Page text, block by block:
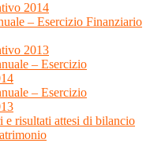
2014
– Esercizio Finanziario
2013
– Esercizio
– Esercizio
e risultati attesi di bilancio